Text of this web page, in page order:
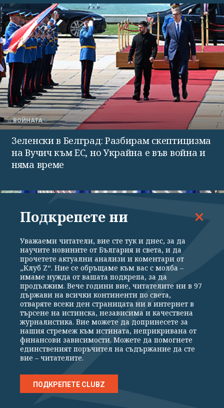
ВОЙНАТА
Зеленски в Белград: Разбирам скептицизма
на Вучич към ЕС, но Украйна е във война и
няма време
ВОЙНАТА
ЕС санкционира 5-ма шефове от руския
военно-промишлен комплекс
Подкрепете ни
Уважаеми читатели, вие сте тук и днес, за да
научите новините от България и света, и да
прочетете актуални анализи и коментари от
„Клуб Z“. Ние се обръщаме към вас с молба –
имаме нужда от вашата подкрепа, за да
продължим. Вече години вие, читателите ни в 97
държави на всички континенти по света,
отваряте всеки ден страницата ни в интернет в
търсене на истинска, независима и качествена
журналистика. Вие можете да допринесете за
нашия стремеж към истината, неприкривана от
финансови зависимости. Можете да помогнете
единственият поръчител на съдържание да сте
вие – читателите.
ПОДКРЕПЕТЕ CLUBZ